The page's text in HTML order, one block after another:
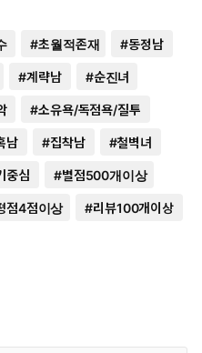
#초월적존재 #동정남
#계략남 #순진녀
#소유욕/독점욕/질투
남 #집착남 #철벽녀
중심 #별점500개이상
점4점이상 #리뷰100개이상